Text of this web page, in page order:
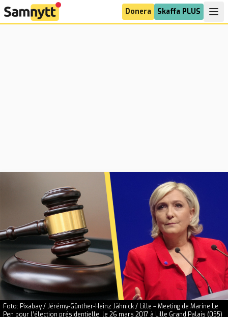
Donera Skaffa PLUS
Foto: Pixabay / Jérémy-Günther-Heinz Jähnick / Lille – Meeting de Marine Le
Pen pour l’élection présidentielle, le 26 mars 2017 à Lille Grand Palais (055)